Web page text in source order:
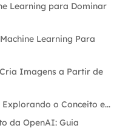
Learning para Dominar
Learning Para
Imagens a Partir de
o Conceito e...
da OpenAI: Guia